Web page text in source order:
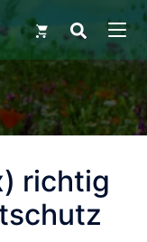
for:
richtig